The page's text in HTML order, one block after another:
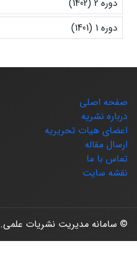
دوره 2 (1402)
دوره 1 (1401)
صفحه اصلی
درباره نشریه
اعضای هیات تحریریه
ارسال مقاله
تماس با ما
نقشه سایت
© سامانه مدیریت نشریات علمی.